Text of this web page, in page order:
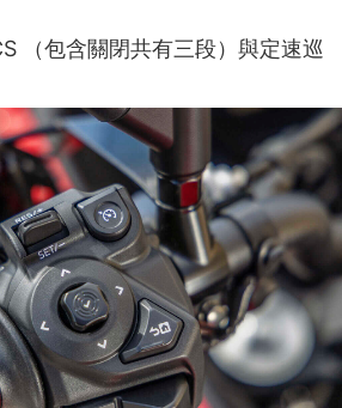
（包含關閉共有三段）與定速巡